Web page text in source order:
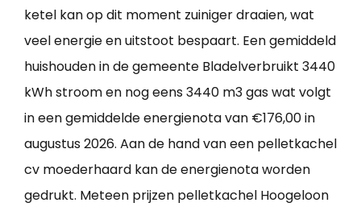
ketel kan op dit moment zuiniger draaien, wat
veel energie en uitstoot bespaart. Een gemiddeld
huishouden in de gemeente Bladelverbruikt 3440
kWh stroom en nog eens 3440 m3 gas wat volgt
in een gemiddelde energienota van €176,00 in
augustus 2026. Aan de hand van een pelletkachel
cv moederhaard kan de energienota worden
gedrukt. Meteen prijzen pelletkachel Hoogeloon